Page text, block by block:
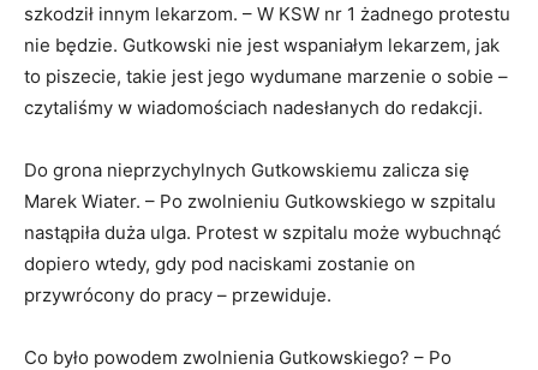
szkodził innym lekarzom. – W KSW nr 1 żadnego protestu
nie będzie. Gutkowski nie jest wspaniałym lekarzem, jak
to piszecie, takie jest jego wydumane marzenie o sobie –
czytaliśmy w wiadomościach nadesłanych do redakcji.
Do grona nieprzychylnych Gutkowskiemu zalicza się
Marek Wiater. – Po zwolnieniu Gutkowskiego w szpitalu
nastąpiła duża ulga. Protest w szpitalu może wybuchnąć
dopiero wtedy, gdy pod naciskami zostanie on
przywrócony do pracy – przewiduje.
Co było powodem zwolnienia Gutkowskiego? – Po